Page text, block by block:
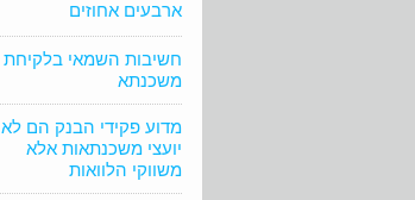
ארבעים אחוזים
חשיבות השמאי בלקיחת
משכנתא
מדוע פקידי הבנק הם לא
יועצי משכנתאות אלא
משווקי הלוואות